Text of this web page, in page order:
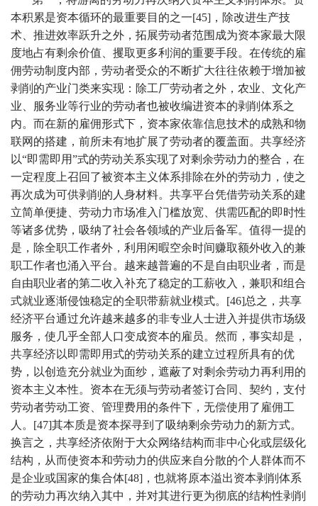
本积累是资本循环的最重要目的之一[45]，除改进生产技
术、推进效率跃升之外，拓展劳动者范围成为资本家最大限
度地占有剩余价值、攫取更多利润的重要手段。在传统的雇
佣劳动制度内部，劳动者受众的不断扩大往往依赖于增加被
剥削的产业门类来实现：除工厂劳动者之外，农业、文化产
业、服务业等行业的劳动者也被收编进资本的剥削体系之
内。而在新的雇佣形式下，资本家依靠信息技术的成熟和物
联网的搭建，前所未有地扩展了劳动者的覆盖面。共享经济
以“即需即用”式的劳动关系实现了对剩余劳动力的整合，在
一定程度上召回了被资本主义体系排除在外的劳动力，使之
再次成为可供剥削的人身材料。共享平台凭借劳动关系的建
立简单便捷、劳动力市场准入门槛放宽、供需匹配的即时性
等诸多优势，吸纳了社会各领域的产业后备军。值得一提的
是，除全职工作者外，利用闲暇空余时间赚取额外收入的兼
职工作者也涌入平台。越来越普遍的不是自由职业者，而是
自由职业者的第二收入补充了稳定的工薪收入，兼职和组合
式就业逐渐侵蚀稳定的全职带薪就业模式。[46]总之，共享
经济平台通过允许越来越多的非专业人士进入并提供市场级
服务，使几乎全部人口变成资本的雇员。然而，事实却是，
共享经济以即需即用式的劳动关系的建立过程所具有的优
势，以创造充分就业为面纱，遮蔽了对剩余劳动力再利用的
资本主义本性。资本在无须与劳动者签订合同、契约，支付
劳动者劳动工资、管理费用的条件下，无偿使用了雇佣工
人。[47]其本质是资本探寻到了吸纳剩余劳动力的新方式。
换言之，共享经济依附于大众网络结构而非中心化或层级化
结构，从而使资本和劳动力的供应来自分散的个人群体而不
是企业或国家的集合体[48]，也就将原本溢出资本剥削体系
的劳动力再次纳入其中，并对其进行更为彻底的结构性剥削